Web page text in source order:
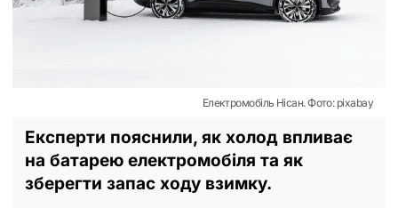
Електромобіль Нісан. Фото: pixabay
Експерти пояснили, як холод впливає
на батарею електромобіля та як
зберегти запас ходу взимку.